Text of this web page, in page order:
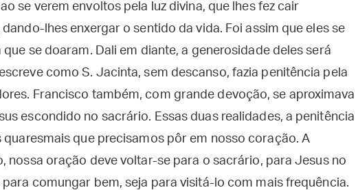
se verem envoltos pela luz divina, que lhes fez cair
dando-lhes enxergar o sentido da vida. Foi assim que eles se
se doaram. Dali em diante, a generosidade deles será
como S. Jacinta, sem descanso, fazia penitência pela
Francisco também, com grande devoção, se aproximava
escondido no sacrário. Essas duas realidades, a penitência
quaresmais que precisamos pôr em nosso coração. A
nossa oração deve voltar-se para o sacrário, para Jesus no
comungar bem, seja para visitá-lo com mais frequência.